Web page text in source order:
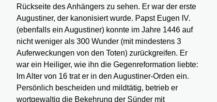
Rückseite des Anhängers zu sehen. Er war der erste
Augustiner, der kanonisiert wurde. Papst Eugen IV.
(ebenfalls ein Augustiner) konnte im Jahre 1446 auf
nicht weniger als 300 Wunder (mit mindestens 3
Auferweckungen von den Toten) zurückgreifen. Er
war ein Heiliger, wie ihn die Gegenreformation liebte:
Im Alter von 16 trat er in den Augustiner-Orden ein.
Persönlich bescheiden und mildtätig, betrieb er
wortgewaltig die Bekehrung der Sünder mit